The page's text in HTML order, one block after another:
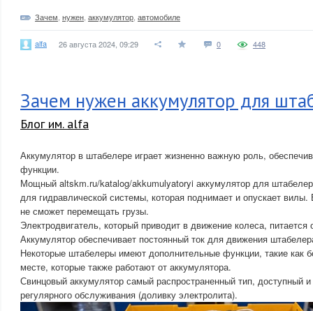
Зачем нужен аккумулятор автомобиле
alfa 26 августа 2024, 09:29 0 448
Зачем нужен аккумулятор для
Блог им. alfa
Аккумулятор в штабелере играет жизненно важную роль,
функции.
Мощный altskm.ru/katalog/akkumulyatoryi аккумулятор для
для гидравлической системы, которая поднимает и опускает
не сможет перемещать грузы.
Электродвигатель, который приводит в движение колеса, питается
Аккумулятор обеспечивает постоянный ток для движения
Некоторые штабелеры имеют дополнительные функции, такие как
месте, которые также работают от аккумулятора.
Свинцовый аккумулятор самый распространенный тип, доступный и
регулярного обслуживания (доливку электролита).